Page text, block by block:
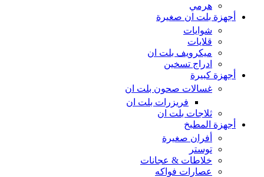
هرمي
أجهزة بلت ان صغيرة
شوايات
قلايات
ميكرويف بلت ان
ادراج تسخين
أجهزة كبيرة
غسالات صحون بلت ان
فريزرات بلت ان
ثلاجات بلت ان
أجهزة المطبخ
أفران صغيرة
توستر
خلاطات & عجانات
عصارات فواكه